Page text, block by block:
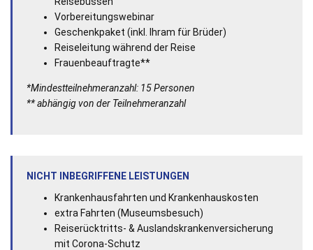
Vorbereitungswebinar
Geschenkpaket (inkl. Ihram für Brüder)
Reiseleitung während der Reise
Frauenbeauftragte**
*Mindestteilnehmeranzahl: 15 Personen
** abhängig von der Teilnehmeranzahl
NICHT INBEGRIFFENE LEISTUNGEN
Krankenhausfahrten und Krankenhauskosten
extra Fahrten (Museumsbesuch)
Reiserücktritts- & Auslandskrankenversicherung
mit Corona-Schutz